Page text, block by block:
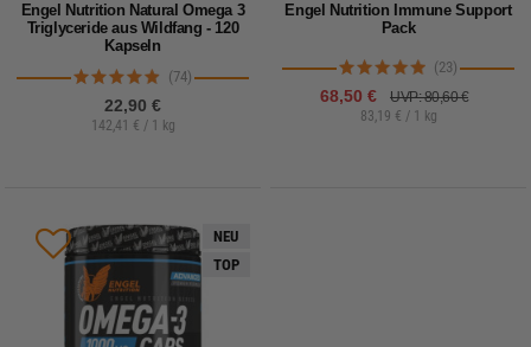
Engel Nutrition Natural Omega 3
Triglyceride aus Wildfang - 120
Kapseln
(74)
22,90 €
142,41 € / 1 kg
Engel Nutrition Immune Support
Pack
(23)
68,50 €
UVP: 80,60 €
83,19 € / 1 kg
NEU
TOP